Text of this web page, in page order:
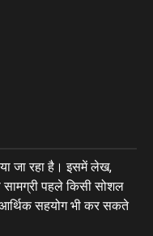
जा रहा है। इसमें लेख,
पहले किसी सोशल
आर्थिक सहयोग भी कर सकते